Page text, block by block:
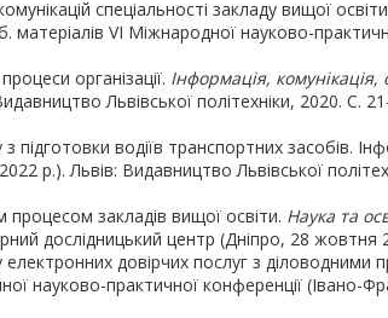
спеціальності закладу вищої
матеріалів VІ Міжнародної науково-
організації. Інформація, комунікація,
Львівської політехніки, 2020. С.
водіїв транспортних засобів.
р.). Львів: Видавництво Львівської
закладів вищої освіти. Наука та
дослідницький центр (Дніпро, 28
довірчих послуг з діловодними
науково-практичної конференції (Івано-